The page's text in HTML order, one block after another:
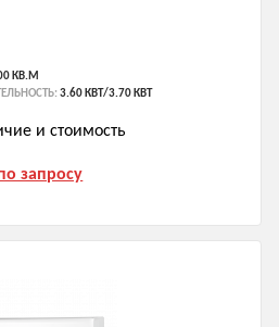
КВ.М
3.60 КВТ/3.70 КВТ
и стоимость
запросу